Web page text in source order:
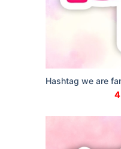
Hashtag we are